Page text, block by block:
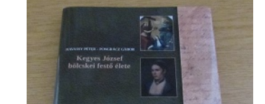
Egészségügy
Háziorvos